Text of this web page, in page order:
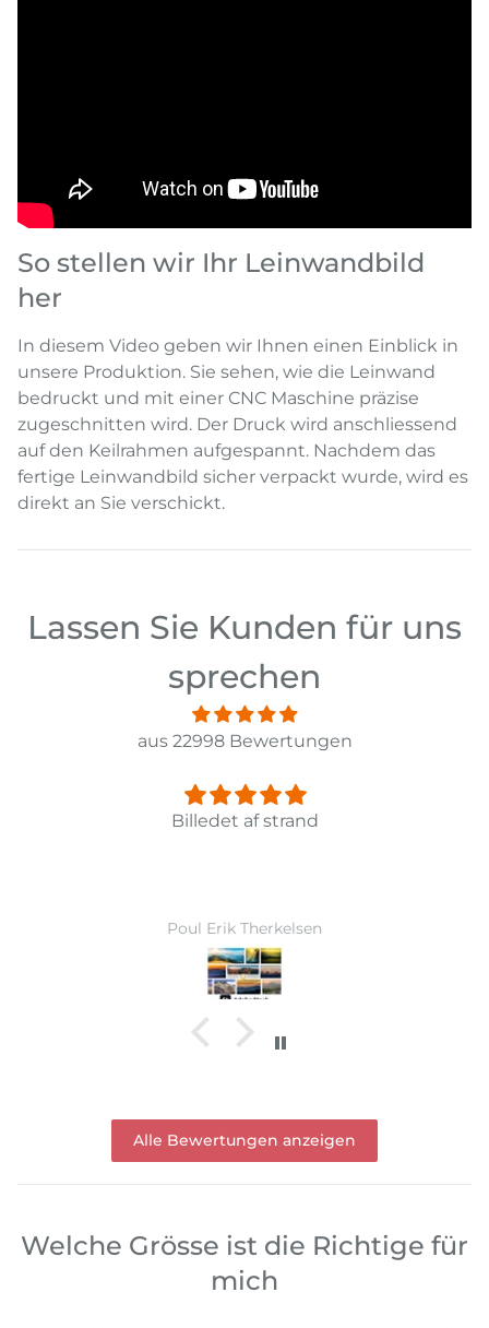
So stellen wir Ihr Leinwandbild
her
In diesem Video geben wir Ihnen einen Einblick in
unsere Produktion. Sie sehen, wie die Leinwand
bedruckt und mit einer CNC Maschine präzise
zugeschnitten wird. Der Druck wird anschliessend
auf den Keilrahmen aufgespannt. Nachdem das
fertige Leinwandbild sicher verpackt wurde, wird es
direkt an Sie verschickt.
Lassen Sie Kunden für uns
sprechen
aus 22998 Bewertungen
Panorama Leinwandbild 3-teilig Old
Ward Monballiu
Alle Bewertungen anzeigen
Welche Grösse ist die Richtige für
mich